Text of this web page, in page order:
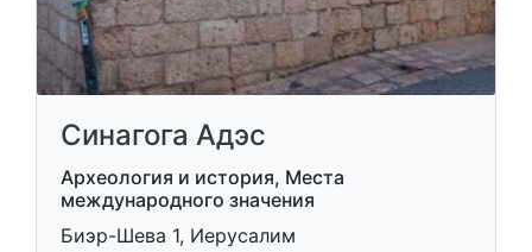
Синагога Адэс
Археология и история, Места
международного значения
Биэр-Шева 1, Иерусалим